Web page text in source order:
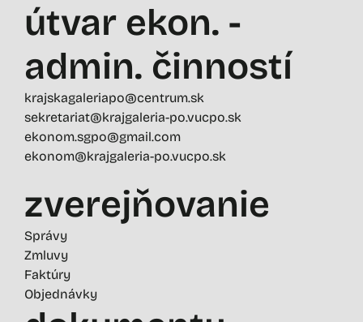
útvar ekon. -
admin. činností
krajskagaleriapo@centrum.sk
sekretariat@krajgaleria-po.vucpo.sk
ekonom.sgpo@gmail.com
ekonom@krajgaleria-po.vucpo.sk
zverejňovanie
Správy
Zmluvy
Faktúry
Objednávky